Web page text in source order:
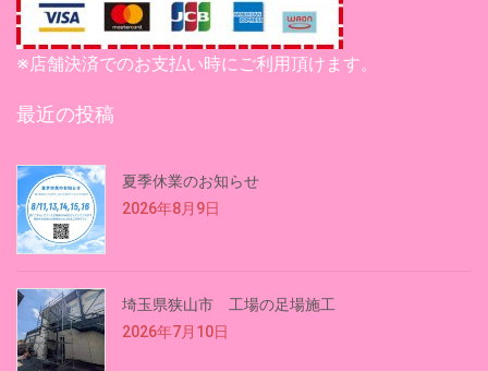
※店舗決済でのお支払い時にご利用頂けます。
最近の投稿
夏季休業のお知らせ
2026年8月9日
埼玉県狭山市 工場の足場施工
2026年7月10日